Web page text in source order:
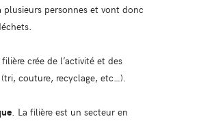
plusieurs personnes et vont donc
crée de l’activité et des
couture, recyclage, etc…).
. La filière est un secteur en